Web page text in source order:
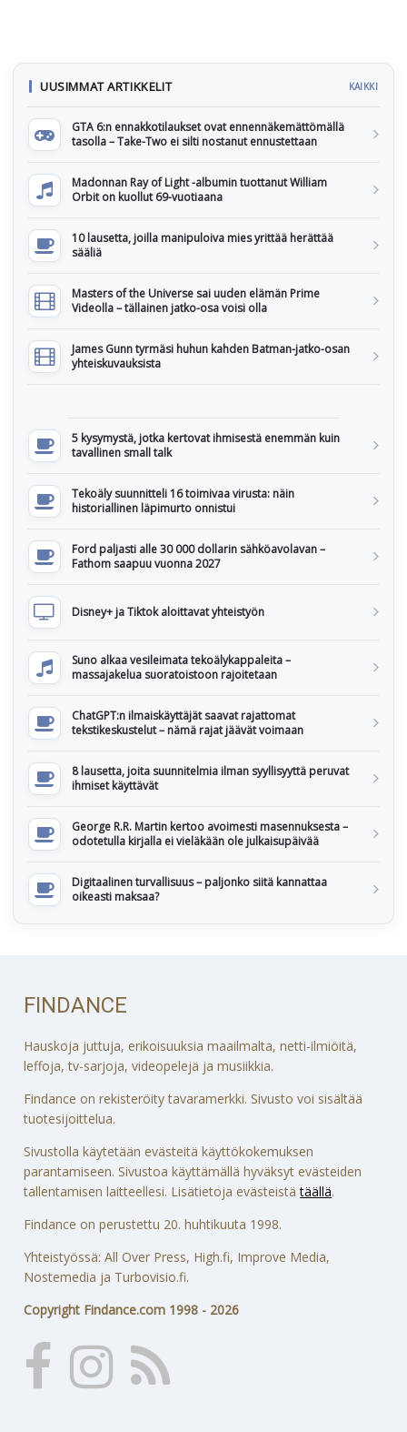
UUSIMMAT ARTIKKELIT KAIKKI
GTA 6:n ennakkotilaukset ovat ennennäkemättömällä
tasolla – Take-Two ei silti nostanut ennustettaan
Madonnan Ray of Light -albumin tuottanut William
Orbit on kuollut 69-vuotiaana
10 lausetta, joilla manipuloiva mies yrittää herättää
sääliä
Masters of the Universe sai uuden elämän Prime
Videolla – tällainen jatko-osa voisi olla
James Gunn tyrmäsi huhun kahden Batman-jatko-osan
yhteiskuvauksista
5 kysymystä, jotka kertovat ihmisestä enemmän kuin
tavallinen small talk
Tekoäly suunnitteli 16 toimivaa virusta: näin
historiallinen läpimurto onnistui
Ford paljasti alle 30 000 dollarin sähköavolavan –
Fathom saapuu vuonna 2027
Disney+ ja Tiktok aloittavat yhteistyön
Suno alkaa vesileimata tekoälykappaleita –
massajakelua suoratoistoon rajoitetaan
ChatGPT:n ilmaiskäyttäjät saavat rajattomat
tekstikeskustelut – nämä rajat jäävät voimaan
8 lausetta, joita suunnitelmia ilman syyllisyyttä peruvat
ihmiset käyttävät
George R.R. Martin kertoo avoimesti masennuksesta –
odotetulla kirjalla ei vieläkään ole julkaisupäivää
Digitaalinen turvallisuus – paljonko siitä kannattaa
oikeasti maksaa?
FINDANCE
Hauskoja juttuja, erikoisuuksia maailmalta, netti-ilmiöitä,
leffoja, tv-sarjoja, videopelejä ja musiikkia.
Findance on rekisteröity tavaramerkki. Sivusto voi sisältää
tuotesijoittelua.
Sivustolla käytetään evästeitä käyttökokemuksen
parantamiseen. Sivustoa käyttämällä hyväksyt evästeiden
tallentamisen laitteellesi. Lisätietoja evästeistätäällä.
Findance on perustettu 20. huhtikuuta 1998.
Yhteistyössä: All Over Press, High.fi, Improve Media,
Nostemedia ja Turbovisio.fi.
Copyright Findance.com 1998 - 2026